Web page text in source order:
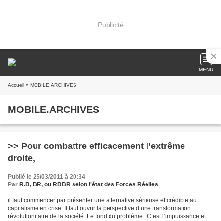
Publicité
MENU
Accueil » MOBILE.ARCHIVES
MOBILE.ARCHIVES
>> Pour combattre efficacement l’extrême
droite,
Publié le 25/03/2011 à 20:34
Par R.B, BR, ou RBBR selon l'état des Forces Réelles
il faut commencer par présenter une alternative sérieuse et crédible au
capitalisme en crise. Il faut ouvrir la perspective d’une transformation
révolutionnaire de la société. Le fond du problème : C’est l’impuissance et